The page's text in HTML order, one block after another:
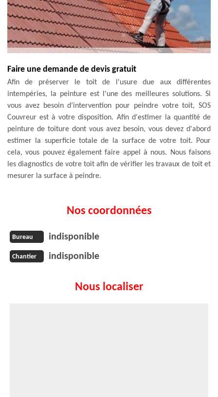
Faire une demande de devis gratuit
Afin de préserver le toit de l'usure due aux différentes
intempéries, la peinture est l'une des meilleures solutions. Si
vous avez besoin d’intervention pour peindre votre toit, SOS
Couvreur est à votre disposition. Afin d'estimer la quantité de
peinture de toiture dont vous avez besoin, vous devez d'abord
estimer la superficie totale de la surface de votre toit. Pour
cela, vous pouvez également faire appel à nous. Nous faisons
les diagnostics de votre toit afin de vérifier les travaux de toit et
mesurer la surface à peindre.
Nos coordonnées
Bureau indisponible
Chantier indisponible
Nous localiser